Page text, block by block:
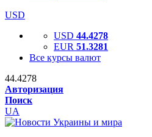
USD
USD 44.4278
EUR 51.3281
Все курсы валют
44.4278
Авторизация
Поиск
UA